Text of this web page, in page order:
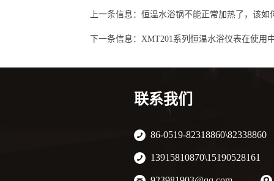
上一条信息： 恒温水浴锅不能正常加热了，该如
下一条信息： XMT201系列恒温水浴仪表在使用
联系我们
86-0519-82318860\82338860
13915810870\15190528161